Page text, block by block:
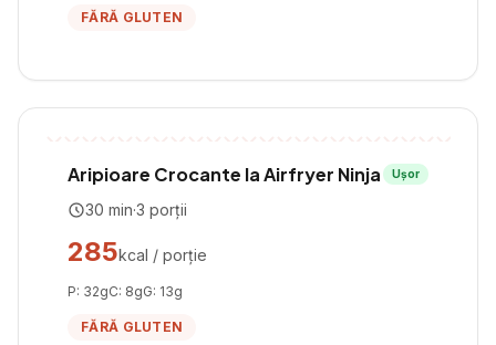
FĂRĂ GLUTEN
Aripioare Crocante la Airfryer Ninja Ușor
30 min·3 porții
285kcal / porție
P: 32gC: 8gG: 13g
FĂRĂ GLUTEN